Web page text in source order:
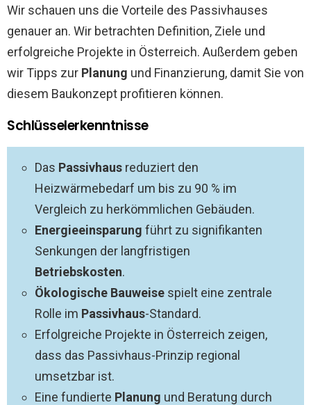
Wir schauen uns die Vorteile des Passivhauses
genauer an. Wir betrachten Definition, Ziele und
erfolgreiche Projekte in Österreich. Außerdem geben
wir Tipps zur Planung und Finanzierung, damit Sie von
diesem Baukonzept profitieren können.
Schlüsselerkenntnisse
Das Passivhaus reduziert den
Heizwärmebedarf um bis zu 90 % im
Vergleich zu herkömmlichen Gebäuden.
Energieeinsparung führt zu signifikanten
Senkungen der langfristigen
Betriebskosten.
Ökologische Bauweise spielt eine zentrale
Rolle im Passivhaus-Standard.
Erfolgreiche Projekte in Österreich zeigen,
dass das Passivhaus-Prinzip regional
umsetzbar ist.
Eine fundierte Planung und Beratung durch